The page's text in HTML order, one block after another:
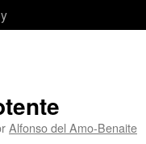
Alfonso del Amo-Benaite